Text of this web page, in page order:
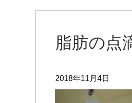
脂肪の点
2018年11月4日